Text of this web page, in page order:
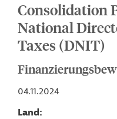
Consolidation
National
Taxes (DNIT)
04.11.2024
Land